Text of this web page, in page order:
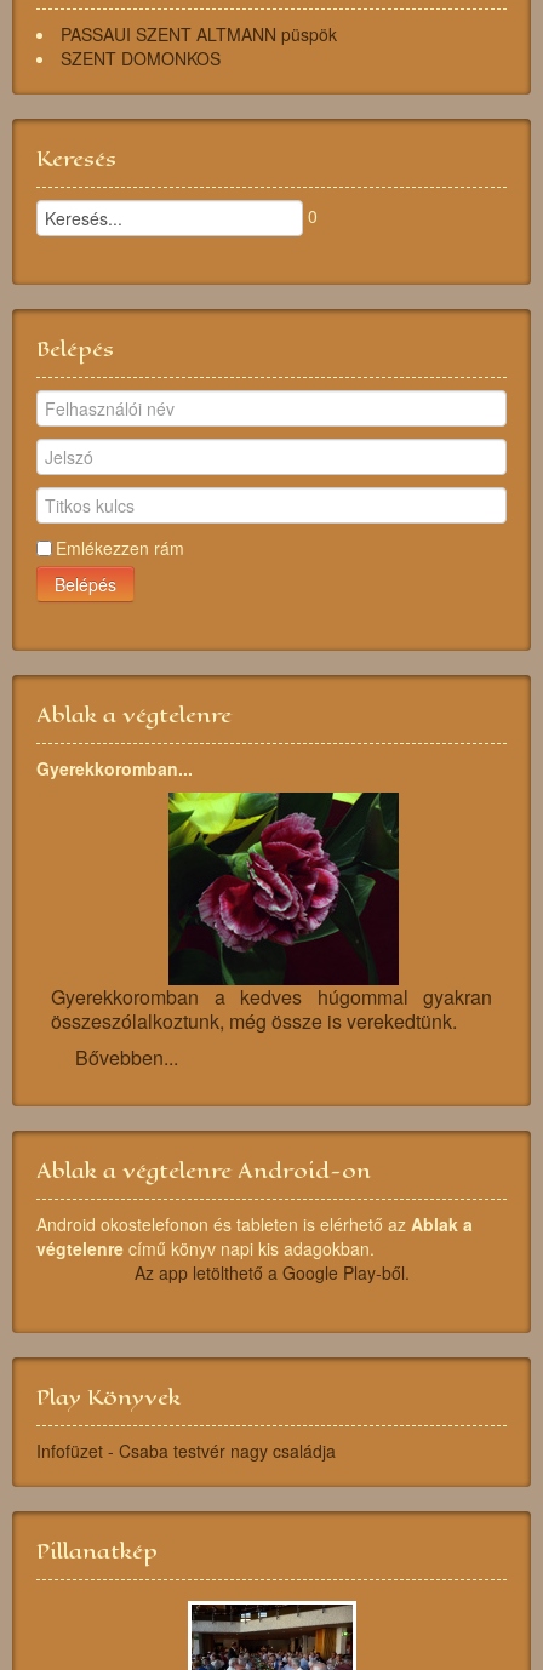
PASSAUI SZENT ALTMANN püspök
SZENT DOMONKOS
Keresés
0
Belépés
Emlékezzen rám
Belépés
Ablak a végtelenre
Gyerekkoromban...
Gyerekkoromban a kedves húgommal gyakran
összeszólalkoztunk, még össze is verekedtünk.
Bővebben...
Ablak a végtelenre Android-on
Android okostelefonon és tableten is elérhető az Ablak a
végtelenre című könyv napi kis adagokban.
Az app letölthető a Google Play-ből.
Play Könyvek
Infofüzet - Csaba testvér nagy családja
Pillanatkép